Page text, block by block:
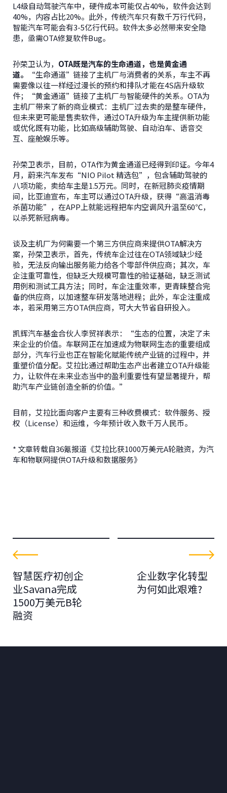
L4级自动驾驶汽车中，硬件成本可能仅占40%，软件会达到
40%，内容占比20%。此外，传统汽车只有数千万行代码，
智能汽车可能会有3-5亿行代码。软件太多必然带来安全隐
患，亟需OTA修复软件Bug。
孙荣卫认为， OTA既是汽车的生命通道，也是黄金通
道。
“生命通道”链接了主机厂与消费者的关系，车主不再
需要像以往一样经过漫长的预约和排队才能在4S店升级软
件；“黄金通道”链接了主机厂与智能硬件的关系。OTA为
主机厂带来了新的商业模式：主机厂过去卖的是整车硬件，
但未来更可能是售卖软件，通过OTA升级为车主提供新功能
或优化既有功能，比如高级辅助驾驶、自动泊车、语音交
互、座舱娱乐等。
孙荣卫表示，目前，OTA作为黄金通道已经得到印证。今年4
月，蔚来汽车发布“NIO Pilot 精选包”，包含辅助驾驶的
八项功能，卖给车主是1.5万元。同时，在新冠肺炎疫情期
间，比亚迪宣布，车主可以通过OTA升级，获得“高温消毒
杀菌功能”，在APP上就能远程把车内空调风升温至60℃，
以杀死新冠病毒。
谈及主机厂为何需要一个第三方供应商来提供OTA解决方
案，孙荣卫表示，首先，传统车企过往在OTA领域缺少经
验，无法反向输出服务能力给各个零部件供应商；其次，车
企注重可靠性，但缺乏大规模可靠性的验证基础，缺乏测试
用例和测试工具方法；同时，车企注重效率，更青睐整合完
备的供应商，以加速整车研发落地进程；此外，车企注重成
本，若采用第三方OTA供应商，可大大节省自研投入。
凯辉汽车基金合伙人李贸祥表示：“生态的位置，决定了未
来企业的价值。车联网正在加速成为物联网生态的重要组成
部分，汽车行业也正在智能化赋能传统产业链的过程中，并
重塑价值分配。艾拉比通过帮助生态产出者建立OTA升级能
力，让软件在未来业态当中的盈利重要性有望显著提升，帮
助汽车产业链创造全新的价值。”
目前，艾拉比面向客户主要有三种收费模式：软件服务、授
权（License）和运维，今年预计收入数千万人民币。
* 文章转载自36氪报道《艾拉比获1000万美元A轮融资，为汽
车和物联网提供OTA升级和数据服务》
智慧医疗初创企
业Savana完成
1500万美元B轮
融资
企业数字化转型
为何如此艰难?